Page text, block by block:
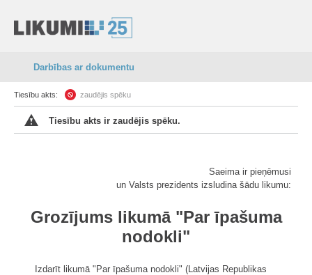
Darbības ar dokumentu
Tiesību akts: zaudējis spēku
Tiesību akts ir zaudējis spēku.
Saeima ir pieņēmusi
un Valsts prezidents izsludina šādu likumu:
Grozījums likumā "Par īpašuma
nodokli"
Izdarīt likumā "Par īpašuma nodokli" (Latvijas Republikas